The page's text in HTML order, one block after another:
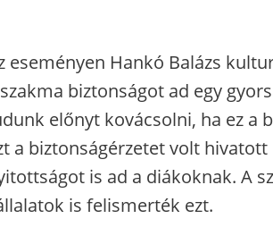
eseményen Hankó Balázs
biztonságot ad egy
előnyt kovácsolni, ha ez a
a biztonságérzetet volt
is ad a diákoknak. A
is felismerték ezt.